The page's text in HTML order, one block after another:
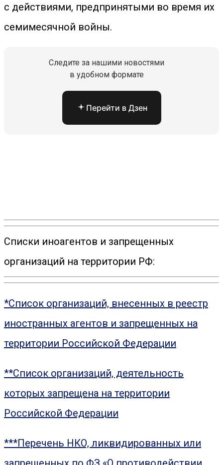
с действиями, предпринятыми во время их
семимесячной войны.
Следите за нашими новостями
в удобном формате
Перейти в Дзен
Списки иноагентов и запрещенных
организаций на территории РФ:
*Список организаций, внесенных в реестр
иностранных агентов и запрещенных на
территории Российской Федерации
**Список организаций, деятельность
которых запрещена на территории
Российской Федерации
***Перечень НКО, ликвидированных или